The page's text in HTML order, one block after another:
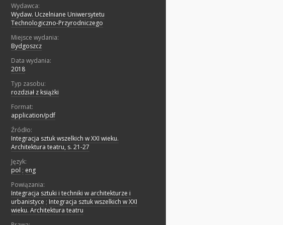
Wydawca:
Wydaw. Uczelniane Uniwersytetu
Technologiczno-Przyrodniczego
Miejsce wydania:
Bydgoszcz
Data wydania:
2018
Typ zasobu:
rozdział z książki
Format:
application/pdf
Źródło:
Integracja sztuk wszelkich w XXI wieku.
Architektura teatru, s. 21-27
Język:
pol ; eng
Powiązania:
Integracja sztuki i techniki w architekturze i
urbanistyce ; Integracja sztuk wszelkich w XXI
wieku. Architektura teatru